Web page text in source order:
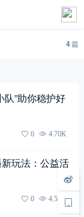
4篇
队”助你稳护好
0 4.70K
玩法：公益活
0 4.55K